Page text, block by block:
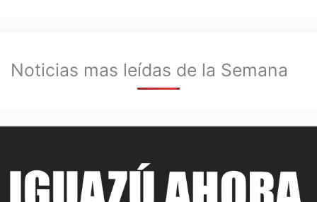
Noticias mas leídas de la Semana